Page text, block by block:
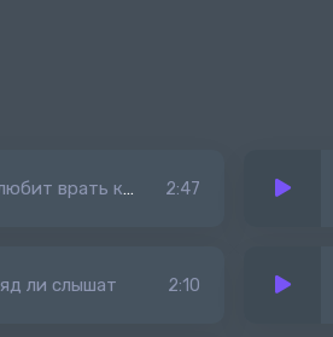
врать кто любят правду 2:47
ли слышат 2:10